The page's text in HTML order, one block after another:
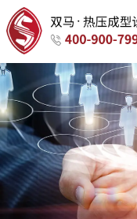
双马主页
 自动热压机
 真空硫化机
 平板硫化机